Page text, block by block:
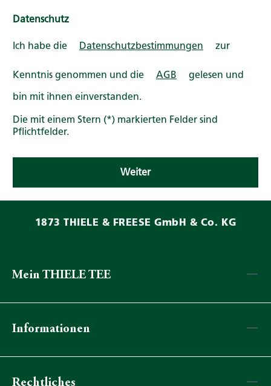
Datenschutz
Ich habe die Datenschutzbestimmungen zur
Kenntnis genommen und die AGB
gelesen und
bin mit ihnen einverstanden.
Die mit einem Stern (*) markierten Felder sind
Pflichtfelder.
Weiter
1873 THIELE & FREESE GmbH & Co. KG
Mein THIELE TEE
Informationen
Rechtliches